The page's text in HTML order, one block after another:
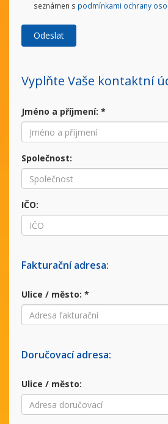
seznámen s podmínkami ochrany
Odeslat
Vyplňte Vaše kontaktní
Jméno a příjmení: *
Společnost:
IČO:
Fakturační adresa:
Ulice / město: *
Doručovací adresa:
Ulice / město: